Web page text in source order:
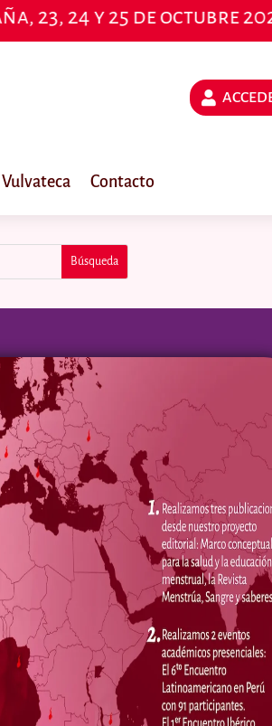
octubre 2026.¡Inscríbete
Vulvateca Contacto